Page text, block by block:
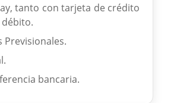
tanto con tarjeta de crédito
Previsionales.
bancaria.